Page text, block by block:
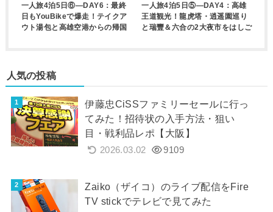
一人旅4泊5日⑥―DAY6：最終
日もYouBikeで爆走！テイクア
ウト湯包と高雄空港からの帰国
一人旅4泊5日⑤―DAY4：高雄
王道観光！龍虎塔・逍遥園巡り
と瑞豐＆六合の2大夜市をはしご
人気の投稿
伊藤忠CiSSファミリーセールに行っ
てみた！招待状の入手方法・狙い
目・戦利品レポ【大阪】
2026.03.02 9109
Zaiko（ザイコ）のライブ配信をFire
TV stickでテレビで見てみた